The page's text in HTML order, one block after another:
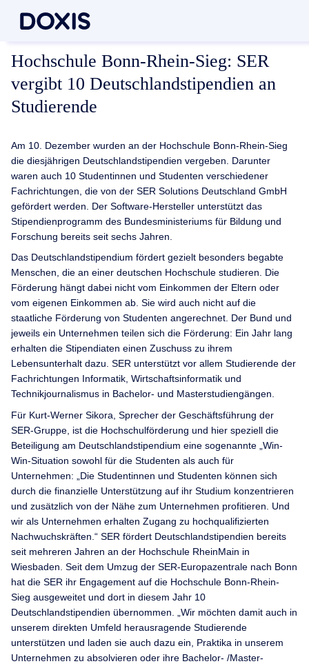
Hochschule Bonn-Rhein-Sieg: SER
vergibt 10 Deutschlandstipendien an
Studierende
Am 10. Dezember wurden an der Hochschule Bonn-Rhein-Sieg
die diesjährigen Deutschlandstipendien vergeben. Darunter
waren auch 10 Studentinnen und Studenten verschiedener
Fachrichtungen, die von der SER Solutions Deutschland GmbH
gefördert werden. Der Software-Hersteller unterstützt das
Stipendienprogramm des Bundesministeriums für Bildung und
Forschung bereits seit sechs Jahren.
Das Deutschlandstipendium fördert gezielt besonders begabte
Menschen, die an einer deutschen Hochschule studieren. Die
Förderung hängt dabei nicht vom Einkommen der Eltern oder
vom eigenen Einkommen ab. Sie wird auch nicht auf die
staatliche Förderung von Studenten angerechnet. Der Bund und
jeweils ein Unternehmen teilen sich die Förderung: Ein Jahr lang
erhalten die Stipendiaten einen Zuschuss zu ihrem
Lebensunterhalt dazu. SER unterstützt vor allem Studierende der
Fachrichtungen Informatik, Wirtschaftsinformatik und
Technikjournalismus in Bachelor- und Masterstudiengängen.
Für Kurt-Werner Sikora, Sprecher der Geschäftsführung der
SER-Gruppe, ist die Hochschulförderung und hier speziell die
Beteiligung am Deutschlandstipendium eine sogenannte „Win-
Win-Situation sowohl für die Studenten als auch für
Unternehmen: „Die Studentinnen und Studenten können sich
durch die finanzielle Unterstützung auf ihr Studium konzentrieren
und zusätzlich von der Nähe zum Unternehmen profitieren. Und
wir als Unternehmen erhalten Zugang zu hochqualifizierten
Nachwuchskräften.“ SER fördert Deutschlandstipendien bereits
seit mehreren Jahren an der Hochschule RheinMain in
Wiesbaden. Seit dem Umzug der SER-Europazentrale nach Bonn
hat die SER ihr Engagement auf die Hochschule Bonn-Rhein-
Sieg ausgeweitet und dort in diesem Jahr 10
Deutschlandstipendien übernommen. „Wir möchten damit auch in
unserem direkten Umfeld herausragende Studierende
unterstützen und laden sie auch dazu ein, Praktika in unserem
Unternehmen zu absolvieren oder ihre Bachelor- /Master-